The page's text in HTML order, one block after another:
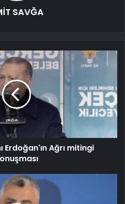
SAVĞA
Erdoğan'ın Ağrı mitingi